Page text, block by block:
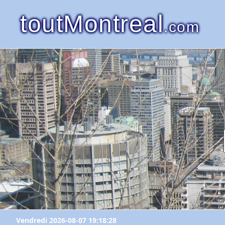
toutMontreal.com
Vendredi 2026-08-07 19:18:28